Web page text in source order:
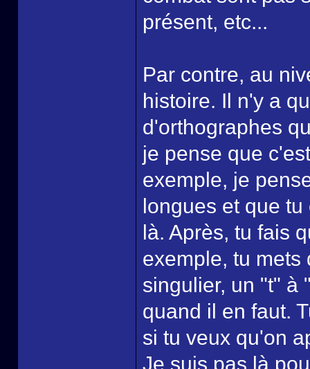
présent, etc...
Par contre, au
histoire. Il n'y a
d'orthographes
je pense que
exemple, je
longues et que
là. Après, tu fais
exemple, tu mets
singulier, un "t" à
quand il en faut.
si tu veux qu'on
Je suis pas là